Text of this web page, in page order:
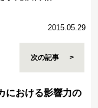
2015.05.29
次の記事
における影響力の